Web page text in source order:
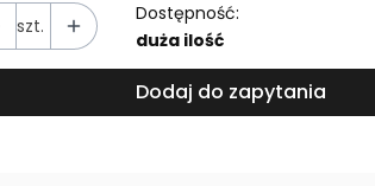
szt.
Dostępność:
duża ilość
Dodaj do zapytania